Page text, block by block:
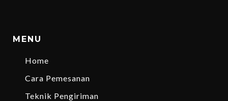
MENU
Home
Cara Pemesanan
Teknik Pengiriman